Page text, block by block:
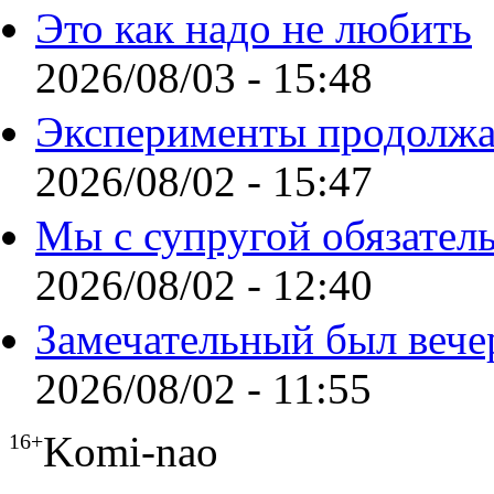
Это как надо не любить
2026/08/03 - 15:48
Эксперименты
2026/08/02 - 15:47
Мы с супругой
2026/08/02 - 12:40
Замечательный был
2026/08/02 - 11:55
16+Komi-nao